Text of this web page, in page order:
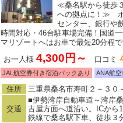
≪桑名駅から徒歩
への拠点に！≫ ホ
センター、銀行や
時間対応・46台駐車場完備！国道
マリゾートへはお車で最短20分程で
お一人様 4,300円～ 口コミ
JAL航空券付き宿泊パックあり ANA航
住所 三重県桑名市寿町２－３０
交通
■伊勢湾岸自動車道～湾岸
古屋方面へ道沿い。ICから
鉄線で桑名駅下車、徒歩３